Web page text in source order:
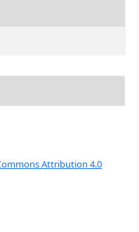
Attribution 4.0